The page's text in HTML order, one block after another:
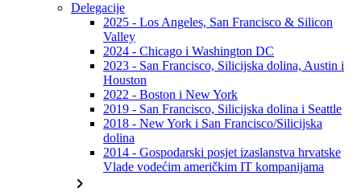
Delegacije
2025 - Los Angeles, San Francisco & Silicon
Valley
2024 - Chicago i Washington DC
2023 - San Francisco, Silicijska dolina, Austin i
Houston
2022 - Boston i New York
2019 - San Francisco, Silicijska dolina i Seattle
2018 - New York i San Francisco/Silicijska
dolina
2014 - Gospodarski posjet izaslanstva hrvatske
Vlade vodećim američkim IT kompanijama
chevron_right